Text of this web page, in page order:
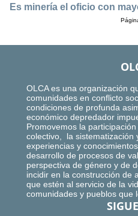
Es minería el oficio con
OLCA es una organización
comunidades en conflicto
condiciones de profunda
económico depredador
Promovemos la
colectivo, la sistematización
experiencias y
desarrollo de procesos de
perspectiva de género y de
incidir en la construcción de
que estén al servicio de la
comunidades y pueblos que